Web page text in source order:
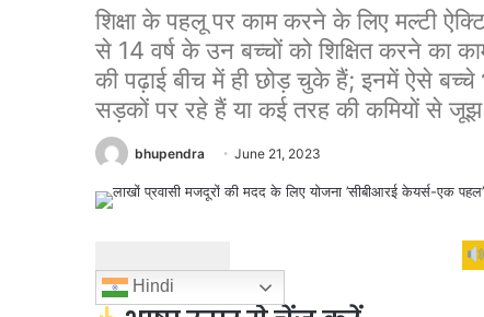
शिक्षा के पहलू पर काम करने के लिए मल्टी
से 14 वर्ष के उन बच्चों को शिक्षित करने का
की पढ़ाई बीच में ही छोड़ चुके हैं; इनमें ऐसे बच्चे
सड़कों पर रहे हैं या कई तरह की कमियों से
bhupendra June 21, 2023
Hindi